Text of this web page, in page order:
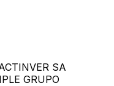
SA
GRUPO